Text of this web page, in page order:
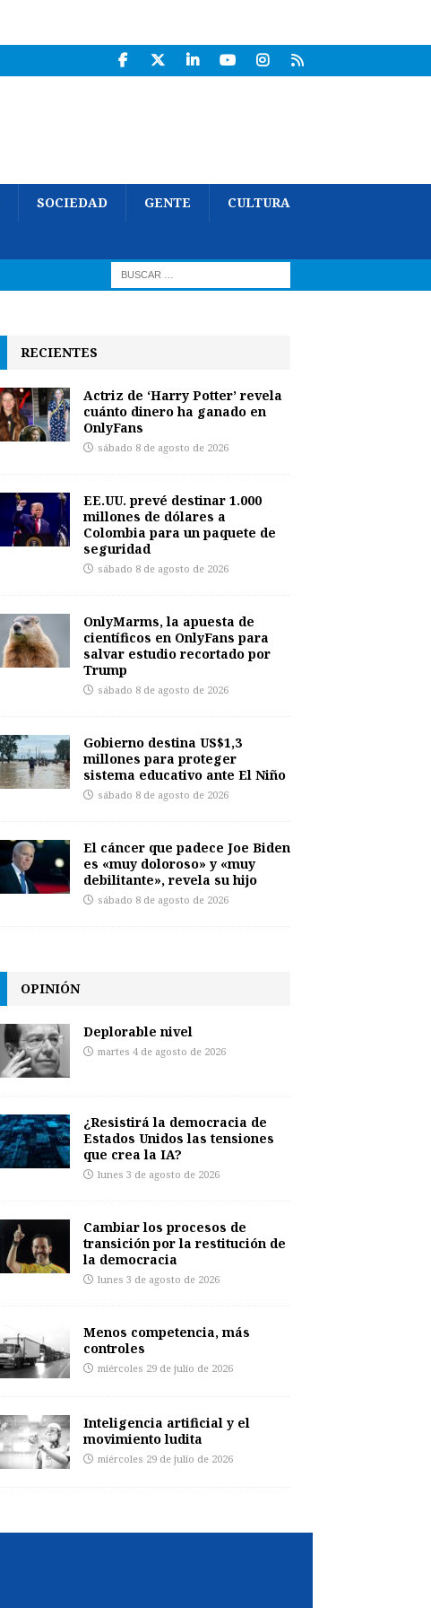
SOCIEDAD GENTE CULTURA
RECIENTES
Actriz de ‘Harry Potter’ revela
cuánto dinero ha ganado en
OnlyFans
sábado 8 de agosto de 2026
EE.UU. prevé destinar 1.000
millones de dólares a
Colombia para un paquete de
seguridad
sábado 8 de agosto de 2026
OnlyMarms, la apuesta de
científicos en OnlyFans para
salvar estudio recortado por
Trump
sábado 8 de agosto de 2026
Gobierno destina US$1,3
millones para proteger
sistema educativo ante El Niño
sábado 8 de agosto de 2026
El cáncer que padece Joe Biden
es «muy doloroso» y «muy
debilitante», revela su hijo
sábado 8 de agosto de 2026
OPINIÓN
Deplorable nivel
martes 4 de agosto de 2026
¿Resistirá la democracia de
Estados Unidos las tensiones
que crea la IA?
lunes 3 de agosto de 2026
Cambiar los procesos de
transición por la restitución de
la democracia
lunes 3 de agosto de 2026
Menos competencia, más
controles
miércoles 29 de julio de 2026
Inteligencia artificial y el
movimiento ludita
miércoles 29 de julio de 2026